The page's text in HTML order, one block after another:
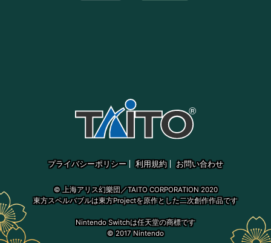
プライバシーポリシー 利用規約 お問い合わせ
© 上海アリス幻樂団／TAITO CORPORATION 2020
東方スペルバブルは東方Projectを原作とした二次創作作品です
Nintendo Switchは任天堂の商標です
© 2017 Nintendo